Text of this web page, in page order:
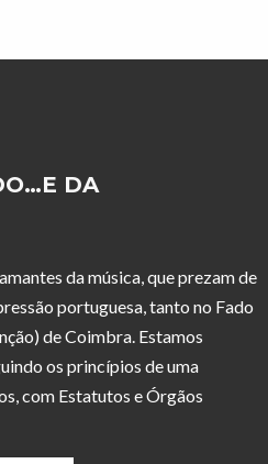
DA
da música, que prezam de
portuguesa, tanto no Fado
de Coimbra. Estamos
os princípios de uma
com Estatutos e Órgãos